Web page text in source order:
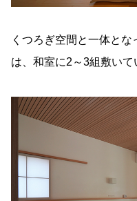
くつろぎ空間と一体と
は、和室に2～3組敷いて